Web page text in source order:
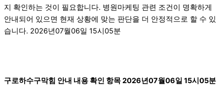
지 확인하는 것이 필요합니다. 병원마케팅 관련 조건이 명확하게
안내되어 있으면 현재 상황에 맞는 판단을 더 안정적으로 할 수 있
습니다. 2026년07월06일 15시05분
구로하수구막힘 안내 내용 확인 항목 2026년07월06일 15시05분